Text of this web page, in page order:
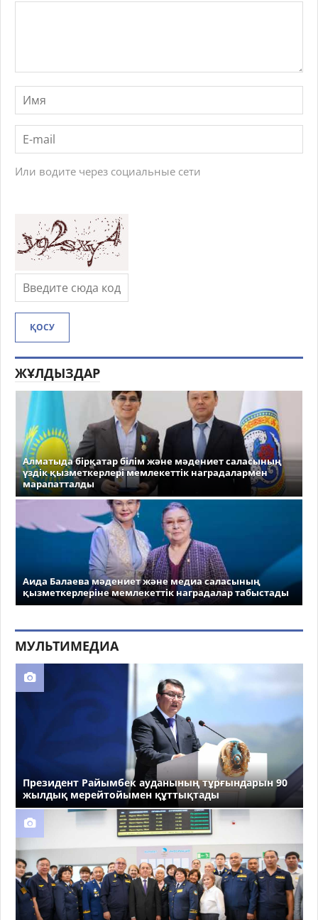
Или водите через социальные сети
ҚОСУ
ЖҰЛДЫЗДАР
Алматыда бірқатар білім және мәдениет саласының
үздік қызметкерлері мемлекеттік наградалармен
марапатталды
Аида Балаева мәдениет және медиа саласының
қызметкерлеріне мемлекеттік наградалар табыстады
МУЛЬТИМЕДИА
Президент Райымбек ауданының тұрғындарын 90
жылдық мерейтойымен құттықтады